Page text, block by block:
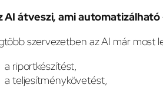
AI átveszi, ami
szervezetben az AI már most
a riportkészítést,
a teljesítménykövetést,